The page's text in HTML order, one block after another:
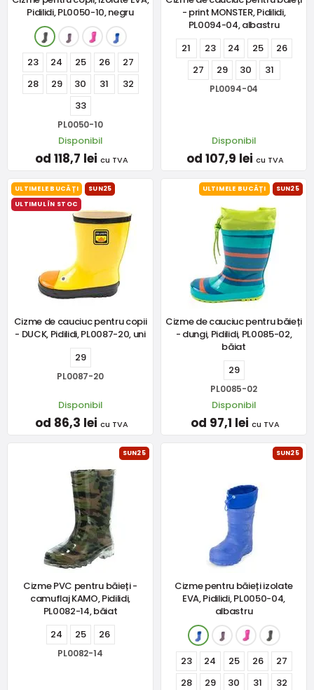
Pidilidi, PL0050-10, negru
23 24 25 26
27
28
29 30 31
32
33
PL0050-10
Disponibil
od 118,7 lei cu TVA
- print MONSTER, Pidilidi,
PL0094-04, albastru
21
23 24 25
26
27
29 30 31
PL0094-04
Disponibil
od 107,9 lei cu TVA
ULTIMELE BUCĂȚI
SUN25
ULTIMUL ÎN STOC
Cizme de cauciuc pentru copii
- DUCK, Pidilidi, PL0087-20, uni
29
PL0087-20
Disponibil
od 86,3 lei cu TVA
ULTIMELE BUCĂȚI SUN25
Cizme de cauciuc pentru băieți
- dungi, Pidilidi, PL0085-02,
băiat
29
PL0085-02
Disponibil
od 97,1 lei cu TVA
SUN25
Cizme PVC pentru băieți -
camuflaj KAMO, Pidilidi,
PL0082-14, băiat
24
25 26
PL0082-14
SUN25
Cizme pentru băieți izolate
EVA, Pidilidi, PL0050-04,
albastru
23 24 25 26
27
28
29 30 31
32